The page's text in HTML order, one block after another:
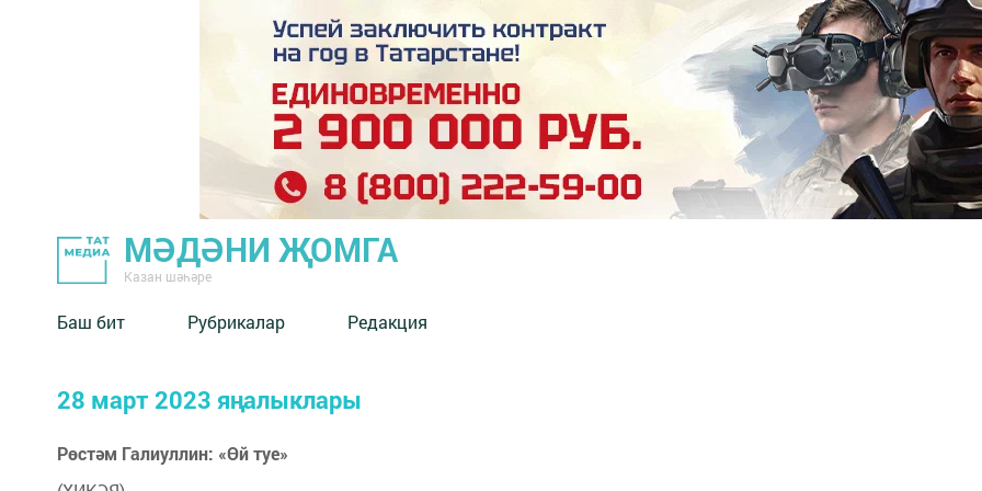
МӘДӘНИ ҖОМГА
Казан шәһәре
Баш бит Рубрикалар Редакция
28 март 2023 яңалыклары
Рөстәм Галиуллин: «Өй туе»